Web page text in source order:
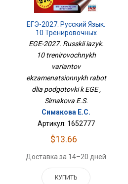
ЕГЭ-2027. Русский Язык.
10 Тренировочных
Вариантов
Экзаменационных
Работ Для Подготовки К
ЕГЭ
EGE-2027. Russkii iazyk.
10 trenirovochnykh
variantov
ekzamenatsionnykh rabot
dlia podgotovki k EGE ,
Simakova E.S.
Симакова Е.С.
Артикул: 1652777
$13.66
Доставка за 14–20 дней
КУПИТЬ